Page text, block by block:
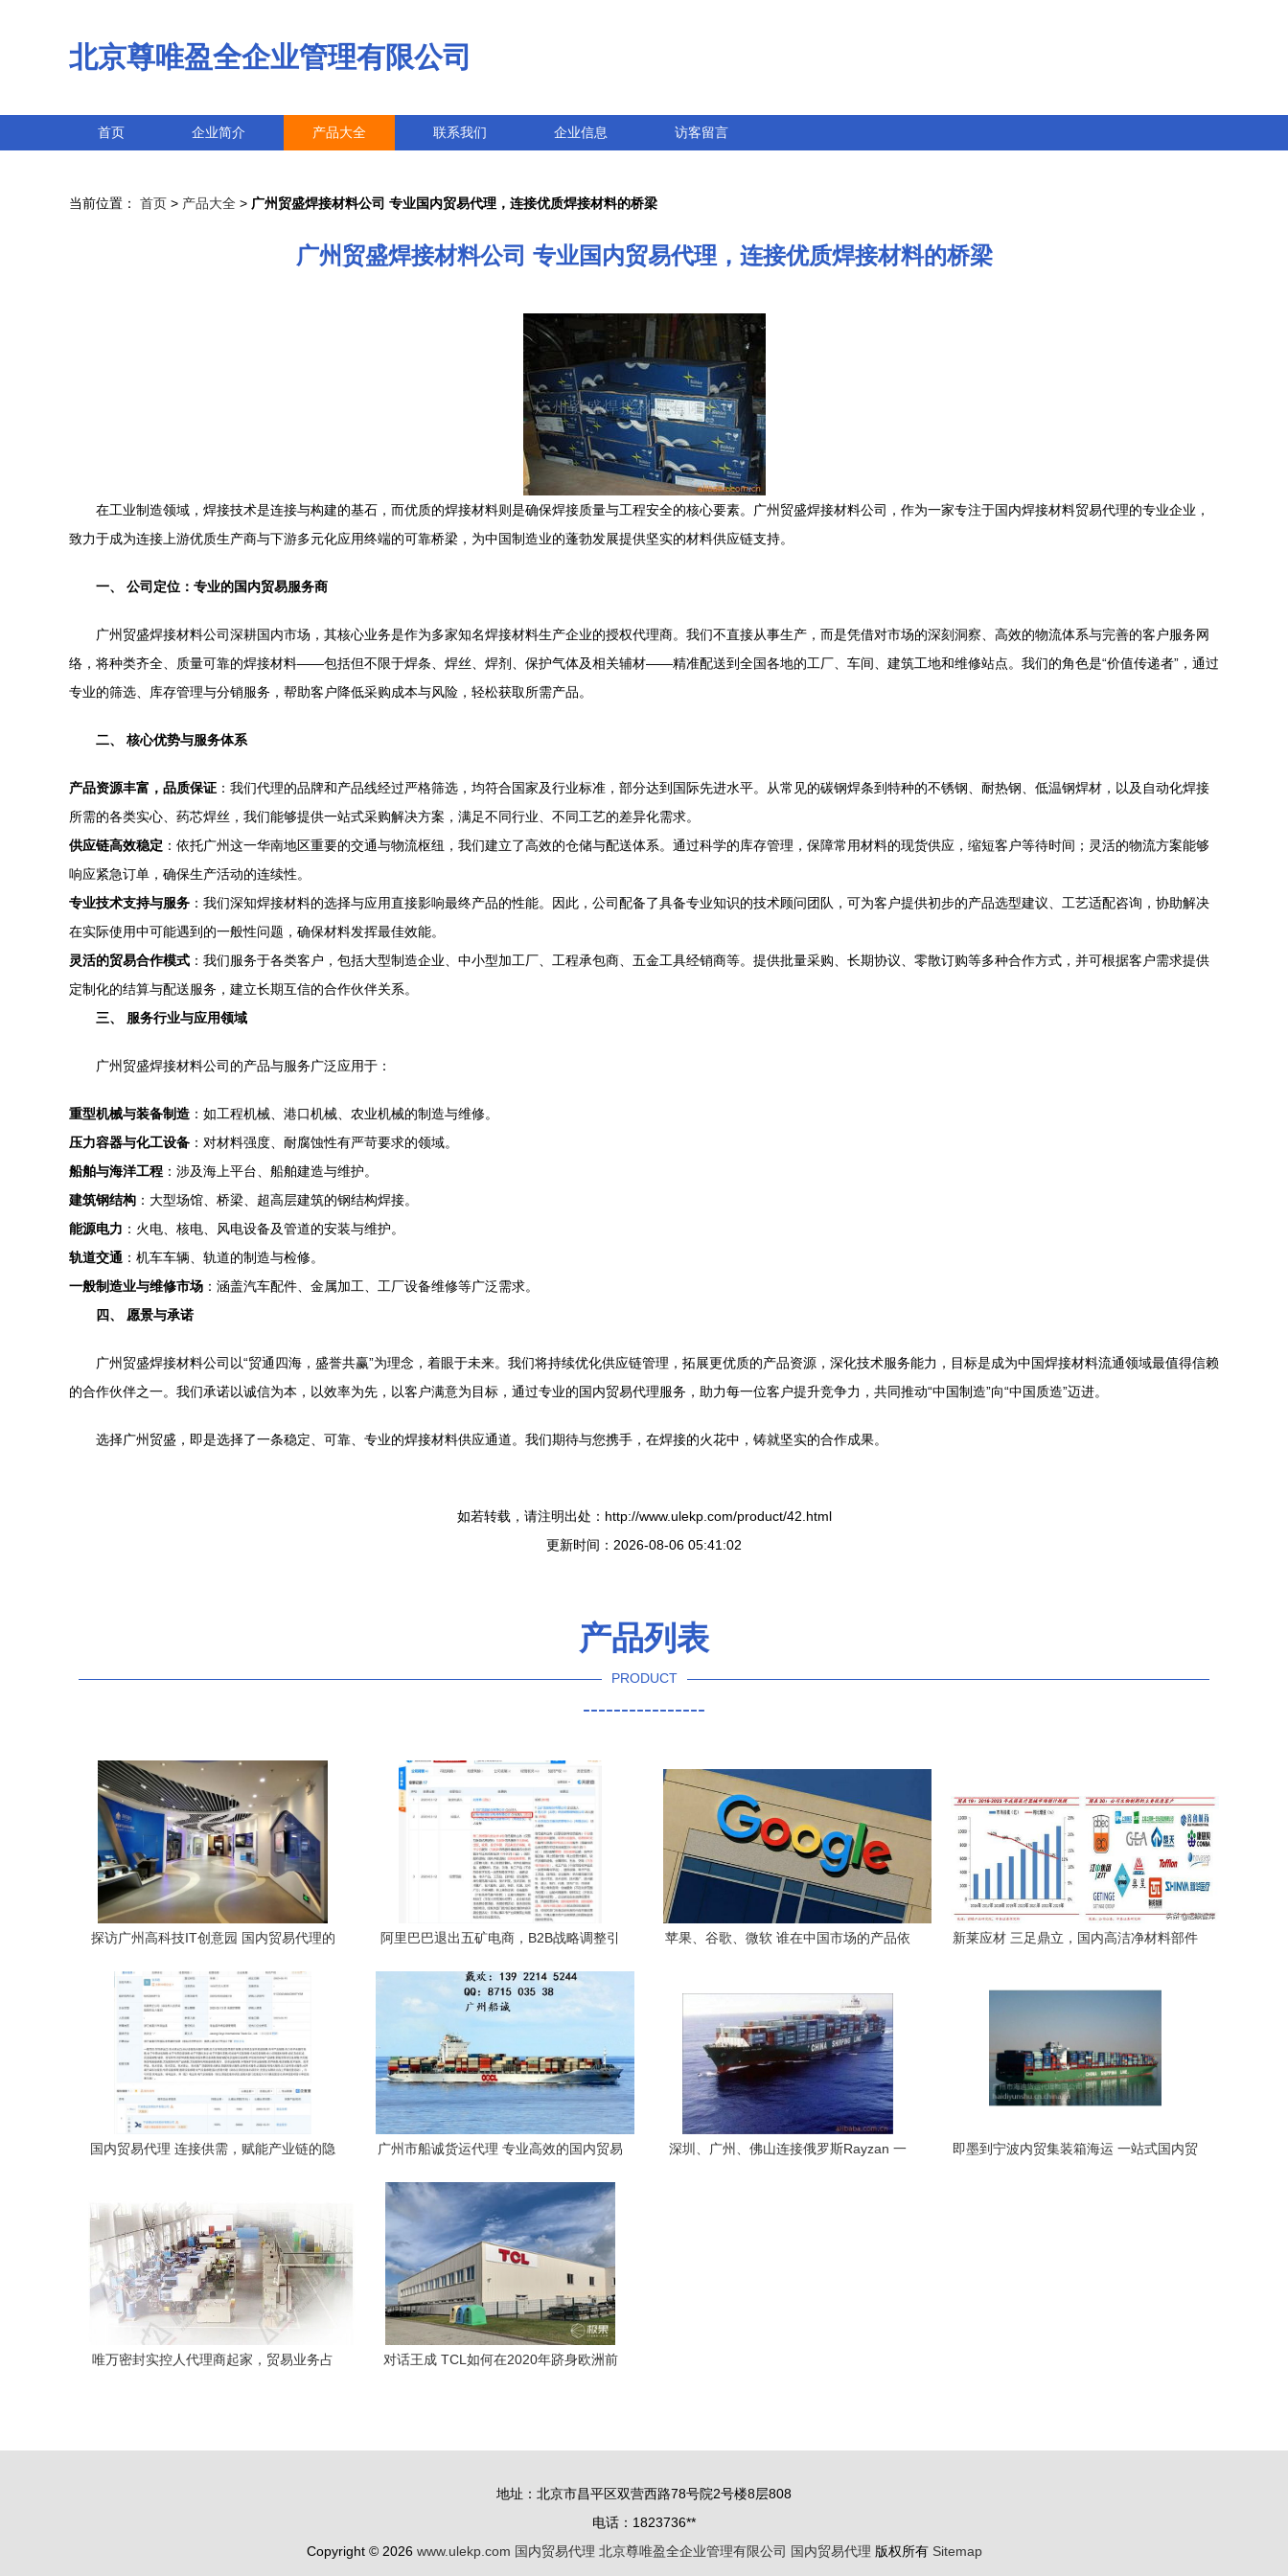
北京尊唯盈全企业管理有限公司
首页 企业简介 产品大全 联系我们 企业信息 访客留言
当前位置： 首页 > 产品大全 > 广州贸盛焊接材料公司 专业国内贸易代理，连接优质焊接材料的桥梁
广州贸盛焊接材料公司 专业国内贸易代理，连接优质焊接材料的桥梁
在工业制造领域，焊接技术是连接与构建的基石，而优质的焊接材料则是确保焊接质量与工程安全的核心要素。广州贸盛焊接材料公司，作为一家专注于国内焊接材料贸易代理的专业企业，
致力于成为连接上游优质生产商与下游多元化应用终端的可靠桥梁，为中国制造业的蓬勃发展提供坚实的材料供应链支持。
一、 公司定位：专业的国内贸易服务商
广州贸盛焊接材料公司深耕国内市场，其核心业务是作为多家知名焊接材料生产企业的授权代理商。我们不直接从事生产，而是凭借对市场的深刻洞察、高效的物流体系与完善的客户服务网
络，将种类齐全、质量可靠的焊接材料——包括但不限于焊条、焊丝、焊剂、保护气体及相关辅材——精准配送到全国各地的工厂、车间、建筑工地和维修站点。我们的角色是“价值传递者”，通过
专业的筛选、库存管理与分销服务，帮助客户降低采购成本与风险，轻松获取所需产品。
二、 核心优势与服务体系
产品资源丰富，品质保证 ：我们代理的品牌和产品线经过严格筛选，均符合国家及行业标准，部分达到国际先进水平。从常见的碳钢焊条到特种的不锈钢、耐热钢、低温钢焊材，以及自动化焊接
所需的各类实心、药芯焊丝，我们能够提供一站式采购解决方案，满足不同行业、不同工艺的差异化需求。
供应链高效稳定 ：依托广州这一华南地区重要的交通与物流枢纽，我们建立了高效的仓储与配送体系。通过科学的库存管理，保障常用材料的现货供应，缩短客户等待时间；灵活的物流方案能够
响应紧急订单，确保生产活动的连续性。
专业技术支持与服务 ：我们深知焊接材料的选择与应用直接影响最终产品的性能。因此，公司配备了具备专业知识的技术顾问团队，可为客户提供初步的产品选型建议、工艺适配咨询，协助解决
在实际使用中可能遇到的一般性问题，确保材料发挥最佳效能。
灵活的贸易合作模式 ：我们服务于各类客户，包括大型制造企业、中小型加工厂、工程承包商、五金工具经销商等。提供批量采购、长期协议、零散订购等多种合作方式，并可根据客户需求提供
定制化的结算与配送服务，建立长期互信的合作伙伴关系。
三、 服务行业与应用领域
广州贸盛焊接材料公司的产品与服务广泛应用于：
重型机械与装备制造 ：如工程机械、港口机械、农业机械的制造与维修。
压力容器与化工设备 ：对材料强度、耐腐蚀性有严苛要求的领域。
船舶与海洋工程 ：涉及海上平台、船舶建造与维护。
建筑钢结构 ：大型场馆、桥梁、超高层建筑的钢结构焊接。
能源电力 ：火电、核电、风电设备及管道的安装与维护。
轨道交通 ：机车车辆、轨道的制造与检修。
一般制造业与维修市场 ：涵盖汽车配件、金属加工、工厂设备维修等广泛需求。
四、 愿景与承诺
广州贸盛焊接材料公司以“贸通四海，盛誉共赢”为理念，着眼于未来。我们将持续优化供应链管理，拓展更优质的产品资源，深化技术服务能力，目标是成为中国焊接材料流通领域最值得信赖
的合作伙伴之一。我们承诺以诚信为本，以效率为先，以客户满意为目标，通过专业的国内贸易代理服务，助力每一位客户提升竞争力，共同推动“中国制造”向“中国质造”迈进。
选择广州贸盛，即是选择了一条稳定、可靠、专业的焊接材料供应通道。我们期待与您携手，在焊接的火花中，铸就坚实的合作成果。
如若转载，请注明出处：http://www.ulekp.com/product/42.html
更新时间：2026-08-06 05:41:02
产品列表
PRODUCT
----------------
探访广州高科技IT创意园 国内贸易代理的
阿里巴巴退出五矿电商，B2B战略调整引
苹果、谷歌、微软 谁在中国市场的产品依
新莱应材 三足鼎立，国内高洁净材料部件
国内贸易代理 连接供需，赋能产业链的隐
广州市船诚货运代理 专业高效的国内贸易
深圳、广州、佛山连接俄罗斯Rayzan 一
即墨到宁波内贸集装箱海运 一站式国内贸
唯万密封实控人代理商起家，贸易业务占
对话王成 TCL如何在2020年跻身欧洲前
地址：北京市昌平区双营西路78号院2号楼8层808
电话：1823736**
Copyright © 2026 www.ulekp.com 国内贸易代理 北京尊唯盈全企业管理有限公司 国内贸易代理 版权所有 Sitemap